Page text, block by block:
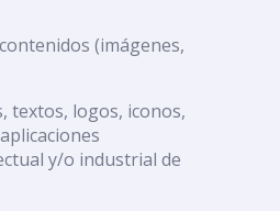
(imágenes,
textos, logos, iconos,
y/o industrial de